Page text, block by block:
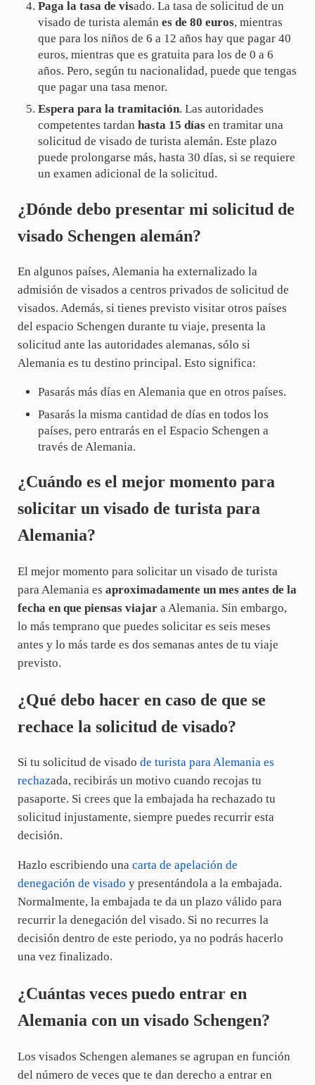
Paga la tasa de visado. La tasa de solicitud de un
visado de turista alemánes de 80 euros, mientras
que para los niños de 6 a 12 años hay que pagar 40
euros, mientras que es gratuita para los de 0 a 6
años. Pero, según tu nacionalidad, puede que tengas
que pagar una tasa menor.
Espera para la tramitación. Las autoridades
competentes tardanhasta 15 días en tramitar una
solicitud de visado de turista alemán. Este plazo
puede prolongarse más, hasta 30 días, si se requiere
un examen adicional de la solicitud.
¿Dónde debo presentar mi solicitud de
visado Schengen alemán?
En algunos países, Alemania ha externalizado la
admisión de visados a centros privados de solicitud de
visados. Además, si tienes previsto visitar otros países
del espacio Schengen durante tu viaje, presenta la
solicitud ante las autoridades alemanas, sólo si
Alemania es tu destino principal. Esto significa:
Pasarás más días en Alemania que en otros países.
Pasarás la misma cantidad de días en todos los
países, pero entrarás en el Espacio Schengen a
través de Alemania.
¿Cuándo es el mejor momento para
solicitar un visado de turista para
Alemania?
El mejor momento para solicitar un visado de turista
para Alemania es aproximadamente un mes antes de la
fecha en que piensas viajara Alemania. Sin embargo,
lo más temprano que puedes solicitar es seis meses
antes y lo más tarde es dos semanas antes de tu viaje
previsto.
¿Qué debo hacer en caso de que se
rechace la solicitud de visado?
Si tu solicitud de visado de turista para Alemania es
rechazada, recibirás un motivo cuando recojas tu
pasaporte. Si crees que la embajada ha rechazado tu
solicitud injustamente, siempre puedes recurrir esta
decisión.
Hazlo escribiendo una carta de apelación de
denegación de visado y presentándola a la embajada.
Normalmente, la embajada te da un plazo válido para
recurrir la denegación del visado. Si no recurres la
decisión dentro de este periodo, ya no podrás hacerlo
una vez finalizado.
¿Cuántas veces puedo entrar en
Alemania con un visado Schengen?
Los visados Schengen alemanes se agrupan en función
del número de veces que te dan derecho a entrar en